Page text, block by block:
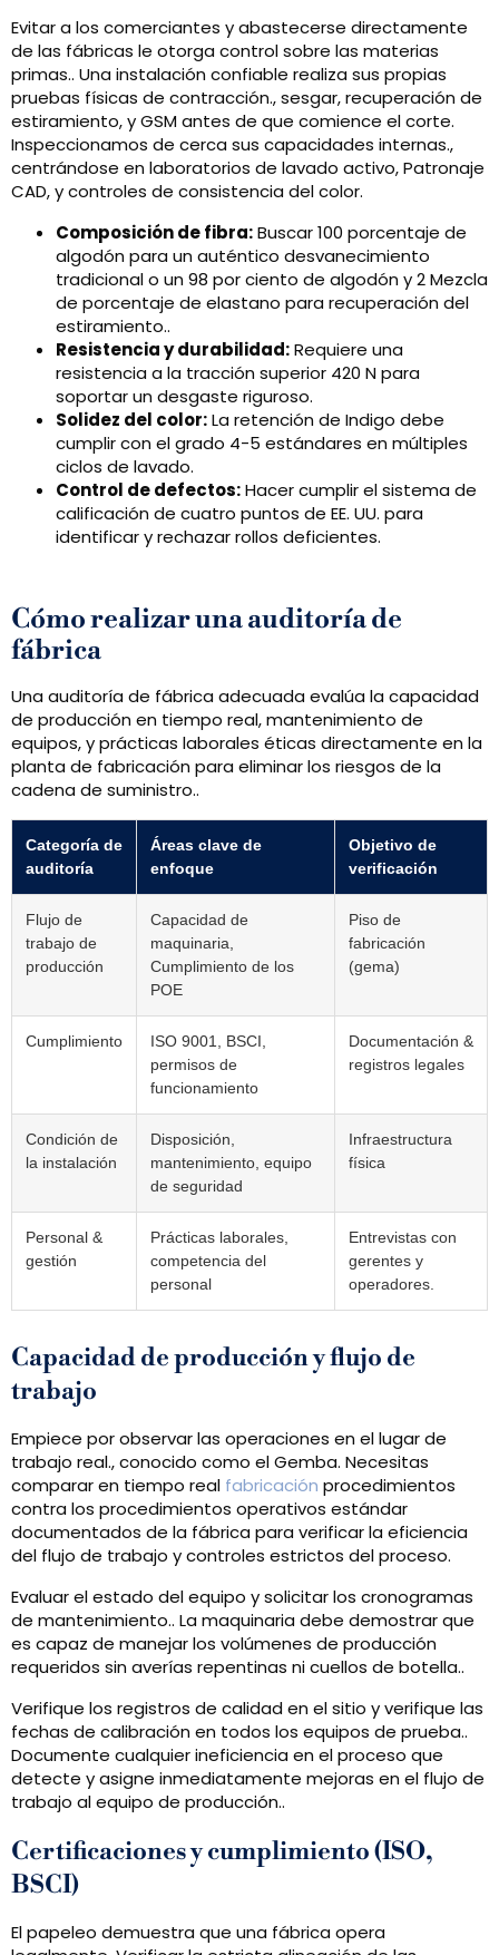
Evitar a los comerciantes y abastecerse directamente
de las fábricas le otorga control sobre las materias
primas.. Una instalación confiable realiza sus propias
pruebas físicas de contracción., sesgar, recuperación de
estiramiento, y GSM antes de que comience el corte.
Inspeccionamos de cerca sus capacidades internas.,
centrándose en laboratorios de lavado activo, Patronaje
CAD, y controles de consistencia del color.
Composición de fibra:Buscar 100 porcentaje de
algodón para un auténtico desvanecimiento
tradicional o un 98 por ciento de algodón y 2 Mezcla
de porcentaje de elastano para recuperación del
estiramiento..
Resistencia y durabilidad:Requiere una
resistencia a la tracción superior 420 N para
soportar un desgaste riguroso.
Solidez del color:La retención de Indigo debe
cumplir con el grado 4-5 estándares en múltiples
ciclos de lavado.
Control de defectos:Hacer cumplir el sistema de
calificación de cuatro puntos de EE. UU. para
identificar y rechazar rollos deficientes.
Cómo realizar una auditoría de
fábrica
Una auditoría de fábrica adecuada evalúa la capacidad
de producción en tiempo real, mantenimiento de
equipos, y prácticas laborales éticas directamente en la
planta de fabricación para eliminar los riesgos de la
cadena de suministro..
Categoría de
auditoría
Áreas clave de
enfoque
Objetivo de
verificación
Flujo de
trabajo de
producción
Capacidad de
maquinaria,
Cumplimiento de los
POE
Piso de
fabricación
(gema)
Cumplimiento
ISO 9001, BSCI,
permisos de
funcionamiento
Documentación &
registros legales
Condición de
la instalación
Disposición,
mantenimiento, equipo
de seguridad
Infraestructura
física
Personal &
gestión
Prácticas laborales,
competencia del
personal
Entrevistas con
gerentes y
operadores.
Capacidad de producción y flujo de
trabajo
Empiece por observar las operaciones en el lugar de
trabajo real., conocido como el Gemba. Necesitas
comparar en tiempo real fabricación procedimientos
contra los procedimientos operativos estándar
documentados de la fábrica para verificar la eficiencia
del flujo de trabajo y controles estrictos del proceso.
Evaluar el estado del equipo y solicitar los cronogramas
de mantenimiento.. La maquinaria debe demostrar que
es capaz de manejar los volúmenes de producción
requeridos sin averías repentinas ni cuellos de botella..
Verifique los registros de calidad en el sitio y verifique las
fechas de calibración en todos los equipos de prueba..
Documente cualquier ineficiencia en el proceso que
detecte y asigne inmediatamente mejoras en el flujo de
trabajo al equipo de producción..
Certificaciones y cumplimiento (ISO,
BSCI)
El papeleo demuestra que una fábrica opera